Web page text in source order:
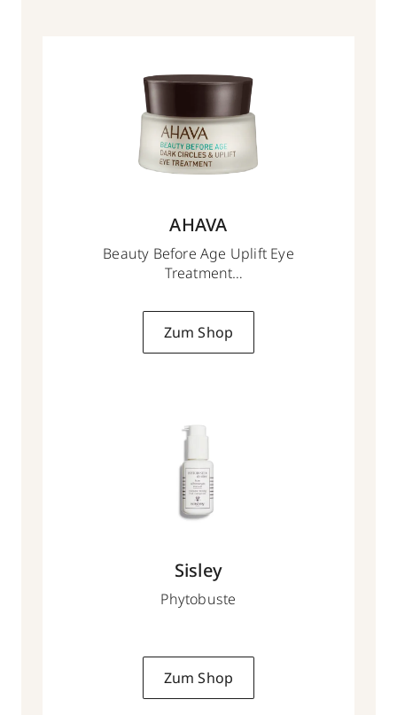
AHAVA
Beauty Before Age Uplift Eye
Treatment
Zum Shop
Sisley
Phytobuste
Zum Shop